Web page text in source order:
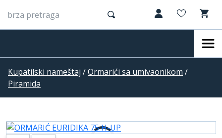
Kupatilski nameštaj /Ormarići sa umivaonikom /
Piramida